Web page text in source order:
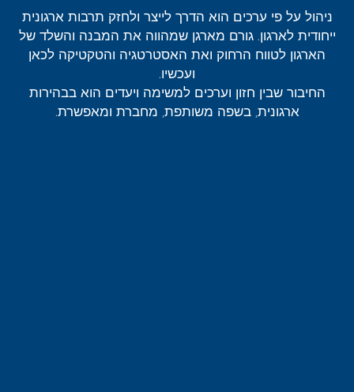
ניהול על פי ערכים הוא הדרך לייצר ולחזק תרבות ארגונית
ייחודית לארגון. גורם מארגן שמהווה את המבנה והשלד של
הארגון לטווח הרחוק ואת האסטרטגיה והטקטיקה לכאן
ועכשיו.
החיבור שבין חזון וערכים למשימה ויעדים הוא בבהירות
ארגונית, בשפה משותפת, מחברת ומאפשרת.